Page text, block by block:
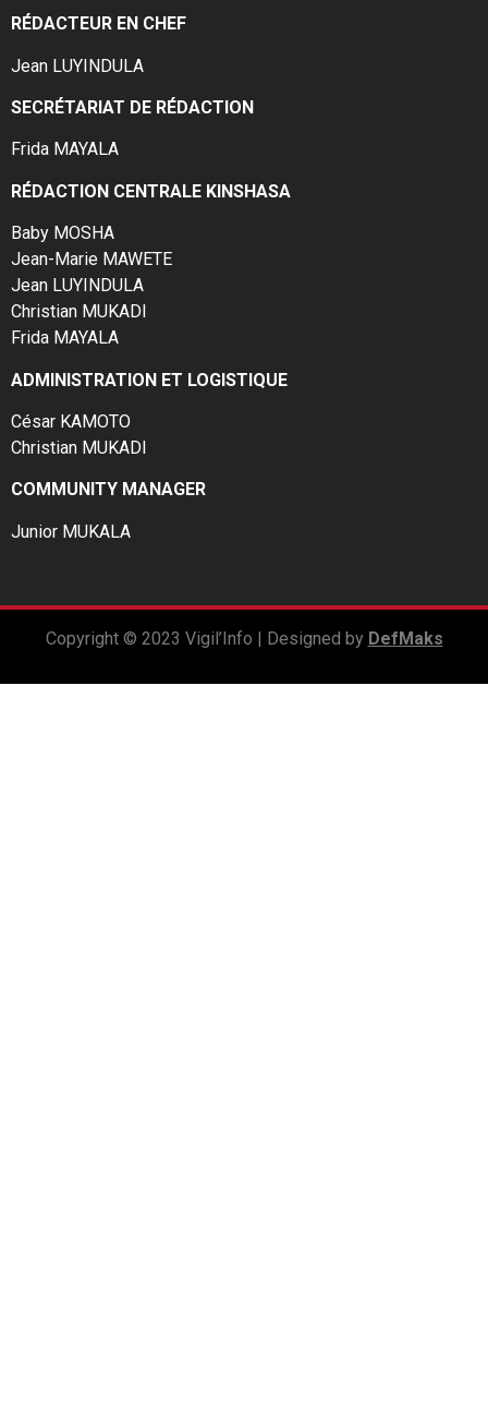
RÉDACTEUR EN CHEF
Jean LUYINDULA
SECRÉTARIAT DE RÉDACTION
Frida MAYALA
RÉDACTION CENTRALE KINSHASA
Baby MOSHA
Jean-Marie MAWETE
Jean LUYINDULA
Christian MUKADI
Frida MAYALA
ADMINISTRATION ET LOGISTIQUE
César KAMOTO
Christian MUKADI
COMMUNITY MANAGER
Junior MUKALA
Copyright © 2023 Vigil’Info | Designed by DefMaks